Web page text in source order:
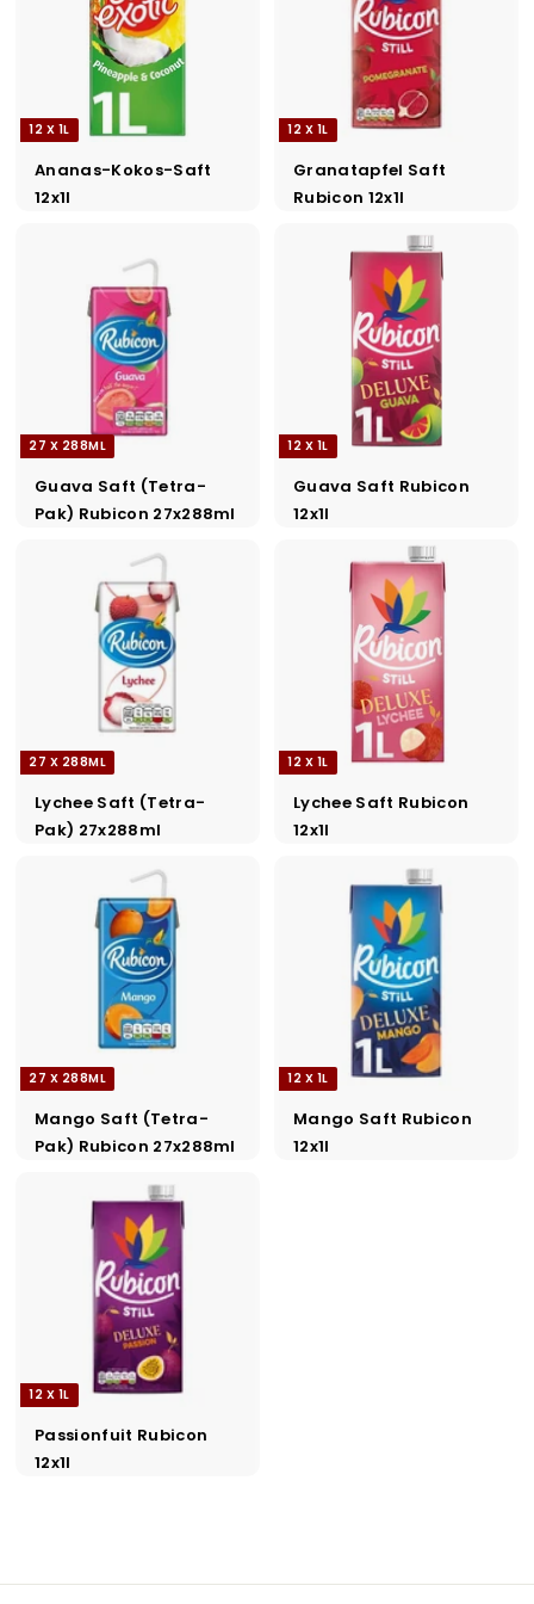
s12 X 1L
Ananas-Kokos-Saft
12x1l
12 X 1L
Granatapfel Saft
Rubicon 12x1l
27 X 288ML
Guava Saft (Tetra-
Pak) Rubicon 27x288ml
12 X 1L
Guava Saft Rubicon
12x1l
27 X 288ML
Lychee Saft (Tetra-
Pak) 27x288ml
12 X 1L
Lychee Saft Rubicon
12x1l
27 X 288ML
Mango Saft (Tetra-
Pak) Rubicon 27x288ml
12 X 1L
Mango Saft Rubicon
12x1l
12 X 1L
Passionfuit Rubicon
12x1l